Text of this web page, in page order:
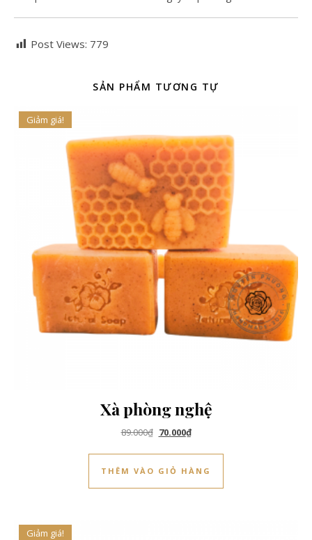
Post Views: 779
SẢN PHẨM TƯƠNG TỰ
Giảm giá!
Xà phòng nghệ
89.000₫ Giá gốc là: 89.000₫.
70.000₫Giá hiện tại là: 70.000₫.
THÊM VÀO GIỎ HÀNG
Giảm giá!